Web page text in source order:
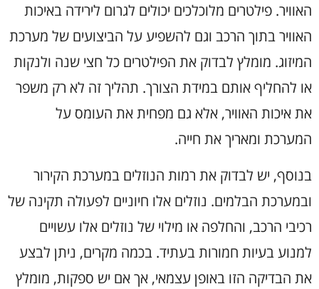
האוויר. פילטרים מלוכלכים יכולים לגרום לירידה באיכות
האוויר בתוך הרכב וגם להשפיע על הביצועים של מערכת
המיזוג. מומלץ לבדוק את הפילטרים כל חצי שנה ולנקות
או להחליף אותם במידת הצורך. תהליך זה לא רק משפר
את איכות האוויר, אלא גם מפחית את העומס על
המערכת ומאריך את חייה.
בנוסף, יש לבדוק את רמות הנוזלים במערכת הקירור
ובמערכת הבלמים. נוזלים אלו חיוניים לפעולה תקינה של
רכיבי הרכב, והחלפה או מילוי של נוזלים אלו עשויים
למנוע בעיות חמורות בעתיד. בכמה מקרים, ניתן לבצע
את הבדיקה הזו באופן עצמאי, אך אם יש ספקות, מומלץ